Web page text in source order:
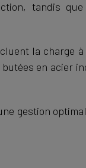
tandis
la charge
en acier
gestion